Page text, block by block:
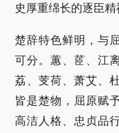
史厚重绵长的逐臣精
楚辞特色鲜明，与
可分。蕙、茝、江
荔、芰荷、萧艾、
皆是楚物，屈原赋
高洁人格、忠贞品